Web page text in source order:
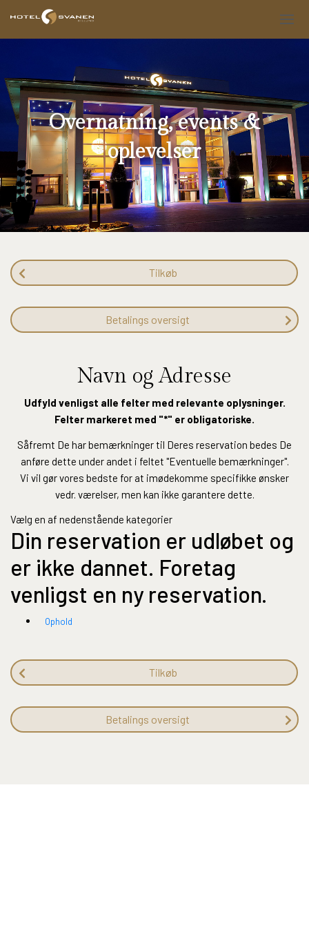
Overnatning, events &
oplevelser
Tilkøb
Betalings oversigt
Navn og Adresse
Udfyld venligst alle felter med relevante oplysninger.
Felter markeret med "*" er obligatoriske.
Såfremt De har bemærkninger til Deres reservation bedes De
anføre dette under andet i feltet "Eventuelle bemærkninger".
Vi vil gør vores bedste for at imødekomme specifikke ønsker
vedr. værelser, men kan ikke garantere dette.
Vælg en af nedenstående kategorier
Din reservation er udløbet og
er ikke dannet. Foretag
venligst en ny reservation.
Ophold
Tilkøb
Betalings oversigt